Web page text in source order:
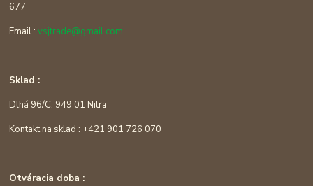
677
Email :vsjtrade@gmail.com
Sklad :
Dlhá 96/C, 949 01 Nitra
Kontakt na sklad : +421 901 726 070
Otváracia doba :